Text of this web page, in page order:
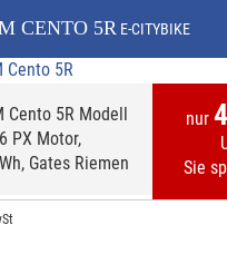
CENTO 5R E-CITYBIKE
Cento 5R Modell
PX Motor,
Gates Riemen
nur
Sie